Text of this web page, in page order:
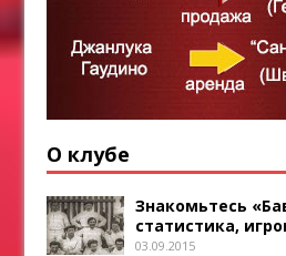
О клубе
Знакомьтесь
статистика,
03.09.2015